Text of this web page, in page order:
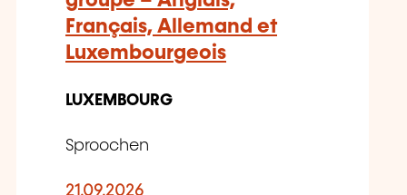
Français, Allemand et
Luxembourgeois
LUXEMBOURG
Sproochen
21.09.2026